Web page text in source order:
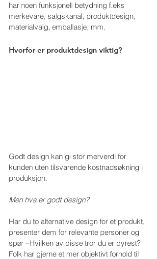
har noen funksjonell betydning f.eks
merkevare, salgskanal, produktdesign,
materialvalg, emballasje, mm.
Hvorfor er produktdesign viktig?
Godt design kan gi stor merverdi for
kunden uten tilsvarende kostnadsøkning i
produksjon.
Men hva er godt design?
Har du to alternative design for et produkt,
presenter dem for relevante personer og
spør –Hvilken av disse tror du er dyrest?
Folk har gjerne et mer objektivt forhold til